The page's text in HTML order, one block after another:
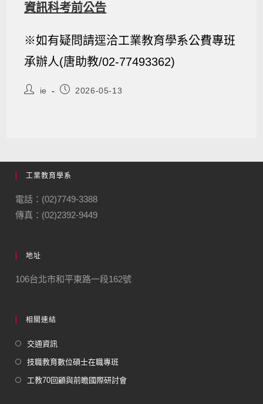
資訊科考前公告
※如有疑問請逕洽工業教育學系公費專班
承辦人(唐助教/02-77493362)
ie 2026-05-13
工業教育學系
電話：(02)7749-3388
傳真：(02)2392-9449
地址
106台北市和平東路一段162號
相關連結
交通資訊
技職教育數位碩士在職專班
工教70回顧與前瞻國際研討會